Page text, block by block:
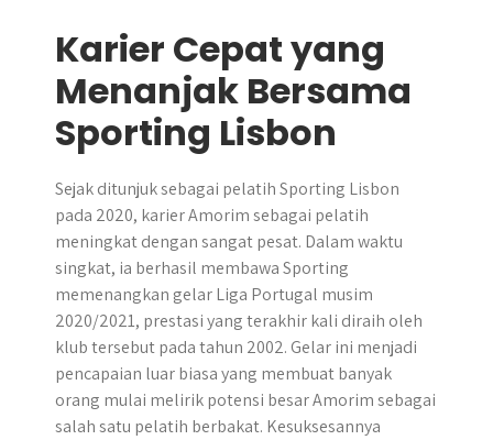
Karier Cepat yang
Menanjak Bersama
Sporting Lisbon
Sejak ditunjuk sebagai pelatih Sporting Lisbon
pada 2020, karier Amorim sebagai pelatih
meningkat dengan sangat pesat. Dalam waktu
singkat, ia berhasil membawa Sporting
memenangkan gelar Liga Portugal musim
2020/2021, prestasi yang terakhir kali diraih oleh
klub tersebut pada tahun 2002. Gelar ini menjadi
pencapaian luar biasa yang membuat banyak
orang mulai melirik potensi besar Amorim sebagai
salah satu pelatih berbakat. Kesuksesannya